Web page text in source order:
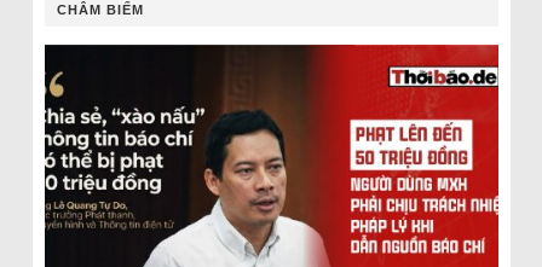
CHÂM BIẾM